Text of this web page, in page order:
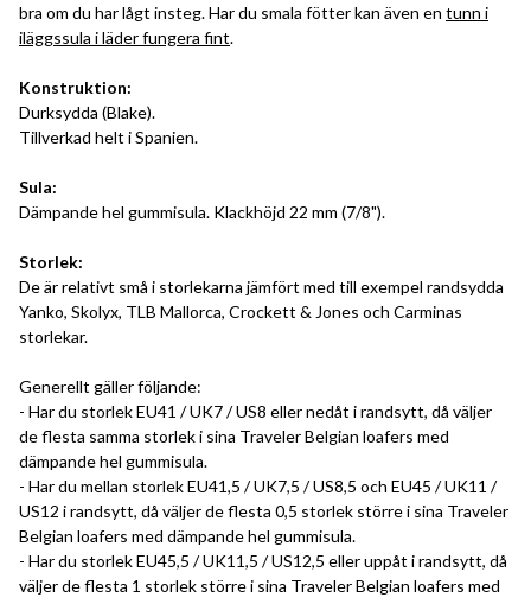
bra om du har lågt insteg. Har du smala fötter kan även en tunn i
iläggssula i läder fungera fint.
Konstruktion:
Durksydda (Blake).
Tillverkad helt i Spanien.
Sula:
Dämpande hel gummisula. Klackhöjd 22 mm (7/8").
Storlek:
De är relativt små i storlekarna jämfört med till exempel randsydda
Yanko, Skolyx, TLB Mallorca, Crockett & Jones och Carminas
storlekar.
Generellt gäller följande:
- Har du storlek EU41 / UK7 / US8 eller nedåt i randsytt, då väljer
de flesta samma storlek i sina Traveler Belgian loafers med
dämpande hel gummisula.
- Har du mellan storlek EU41,5 / UK7,5 / US8,5 och EU45 / UK11 /
US12 i randsytt, då väljer de flesta 0,5 storlek större i sina Traveler
Belgian loafers med dämpande hel gummisula.
- Har du storlek EU45,5 / UK11,5 / US12,5 eller uppåt i randsytt, då
väljer de flesta 1 storlek större i sina Traveler Belgian loafers med